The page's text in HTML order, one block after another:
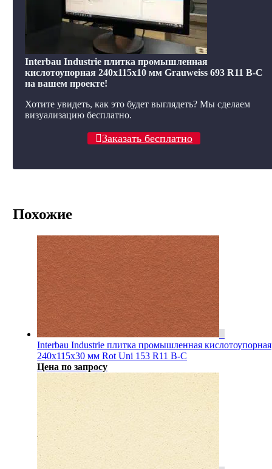
Interbau Industrie плитка промышленная
кислотоупорная 240x115x10 мм Grauweiss 693 R11 B-C
на вашем проекте!
Хотите увидеть, как это будет выглядеть? Мы сделаем
визуализацию бесплатно.
Заказать бесплатно
Похожие
Interbau Industrie плитка промышленная кислотоупорная
240x115x30 мм Rot Uni 153 R11 B-C
Цена по запросу